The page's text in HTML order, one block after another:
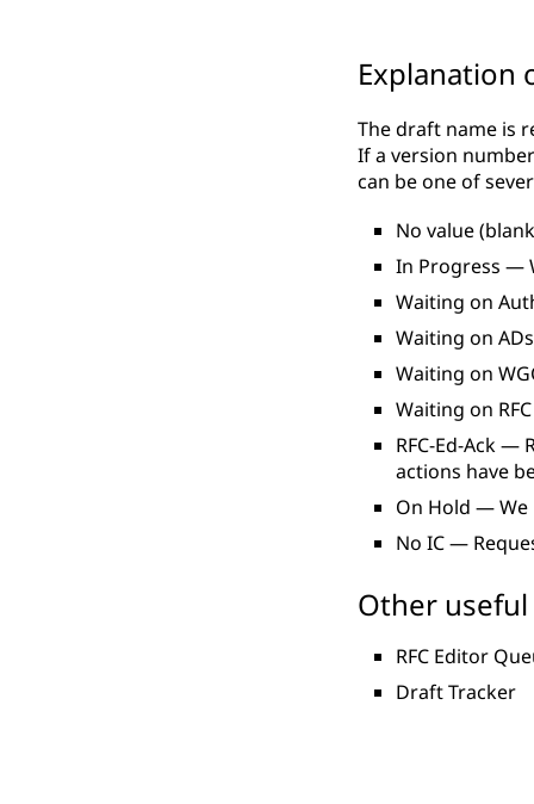
Explanation
The draft name is
If a version
can be one of
No value
In Progress —
Waiting on
Waiting on
Waiting on
Waiting on
RFC-Ed-Ack —
actions have
On Hold — We
No IC —
Other
RFC Editor
Draft Tracker